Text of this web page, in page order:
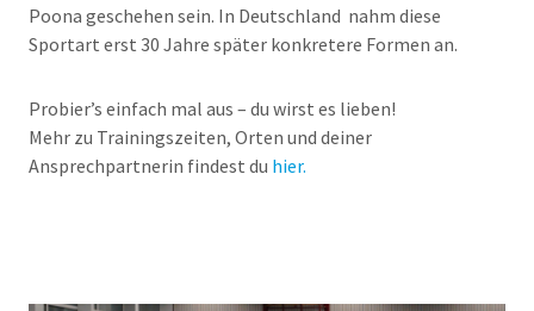
Poona geschehen sein. In Deutschland nahm diese
Sportart erst 30 Jahre später konkretere Formen an.
Probier’s einfach mal aus – du wirst es lieben!
Mehr zu Trainingszeiten, Orten und deiner
Ansprechpartnerin findest du hier.